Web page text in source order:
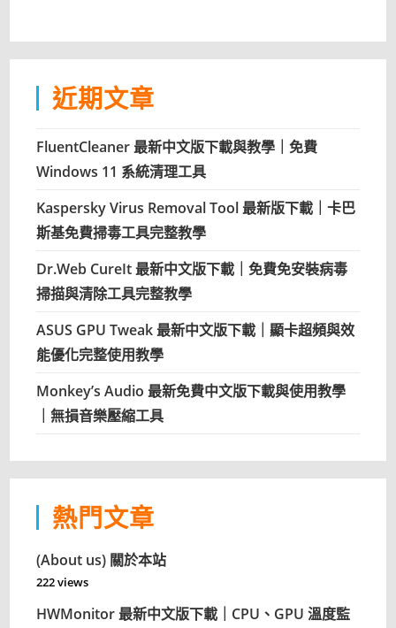
近期文章
FluentCleaner 最新中文版下載與教學｜免費
Windows 11 系統清理工具
Kaspersky Virus Removal Tool 最新版下載｜卡巴
斯基免費掃毒工具完整教學
Dr.Web CureIt 最新中文版下載｜免費免安裝病毒
掃描與清除工具完整教學
ASUS GPU Tweak 最新中文版下載｜顯卡超頻與效
能優化完整使用教學
Monkey’s Audio 最新免費中文版下載與使用教學
｜無損音樂壓縮工具
熱門文章
(About us) 關於本站
222 views
HWMonitor 最新中文版下載｜CPU、GPU 溫度監